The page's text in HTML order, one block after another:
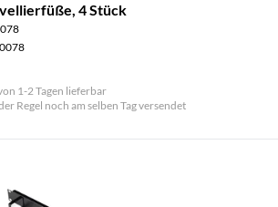
4 Stück
1-2 Tagen lieferbar
Regel noch am selben Tag versendet